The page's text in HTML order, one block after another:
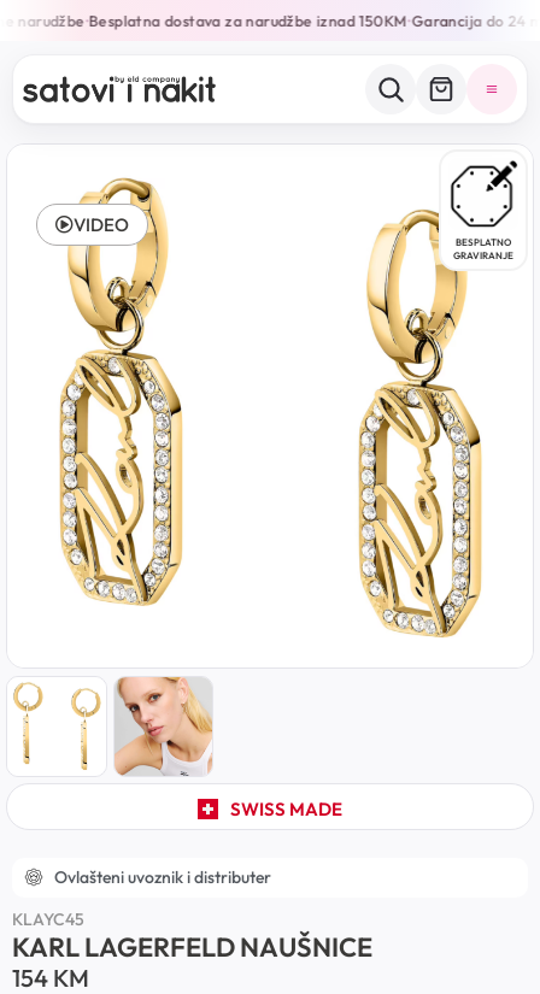
narudžbe•Besplatna dostava za narudžbe iznad 150KM•Garancija do 24
BESPLATNO
GRAVIRANJE
SWISS MADE
VIDEO
Ovlašteni uvoznik i distributer
KLAYC45
KARL LAGERFELD NAUŠNICE
154 KM